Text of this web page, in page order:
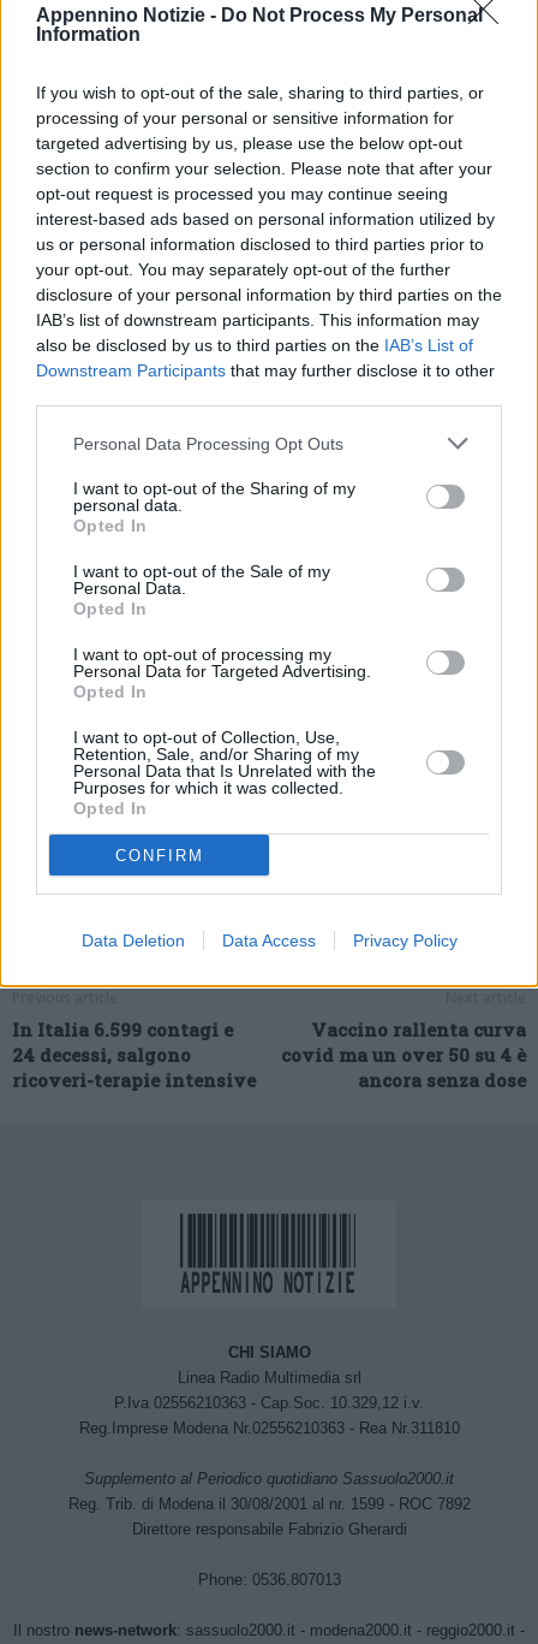
Appennino Notizie - Do Not Process My Personal
Information
If you wish to opt-out of the sale, sharing to third parties, or
processing of your personal or sensitive information for
targeted advertising by us, please use the below opt-out
section to confirm your selection. Please note that after your
opt-out request is processed you may continue seeing
interest-based ads based on personal information utilized by
us or personal information disclosed to third parties prior to
your opt-out. You may separately opt-out of the further
disclosure of your personal information by third parties on the
IAB’s list of downstream participants. This information may
also be disclosed by us to third parties on the IAB’s List of
Downstream Participants that may further disclose it to other
Personal Data Processing Opt Outs
I want to opt-out of the Sharing of my
personal data.
Opted In
I want to opt-out of the Sale of my
Personal Data.
Opted In
I want to opt-out of processing my
Personal Data for Targeted Advertising.
Opted In
I want to opt-out of Collection, Use,
Retention, Sale, and/or Sharing of my
Personal Data that Is Unrelated with the
Purposes for which it was collected.
Opted In
CONFIRM
Data Deletion Data Access Privacy Policy
rientro in sicurezza, compresi 270 milioni per l’edilizia scolastica
leggera e l’affitto di spazi ulteriori per la didattica. Fondi che
della quantità di alunni presenti sui territori e delle classi
numerose”. Lo ha detto Patrizio Bianchi, ministro dell’Istruzione.
“La didattica, da settembre, sarà assolutamente in presenza – ha
aggiunto – Devo ringraziare – ha aggiunto – gli insegnanti e il
personale della scuola che si è già vaccinato. Il personale
scolastico ha dimostrato, più di ogni altro comparto, di essere
stato pronto alla vaccinazione: stiamo parlando del 90% su base
nazionale. Il numero degli insegnanti vaccinati è in realtà
sottostimato. Infatti oggi abbiamo un dato dell’85,6%, che sconta
fatto tantissime campagne di vaccinazione, open days,
sostanzialmente rilevando più l’età che non l’appartenenza
professionale. Per cui sono convinto anche io che non siamo
sopra il 90%. Il Green pass – ha concluso – è una misura proprio
a tutela dei più fragili, oltre che di tutti i nostri ragazzi e le nostre
dal fatto che tutti gli altri o sono già vaccinati o dimostreranno di
essere sostanzialmente negativi al test”.
(ITALPRESS).
In Italia 6.599 contagi e
24 decessi, salgono
ricoveri-terapie intensive
Vaccino rallenta curva
covid ma un over 50 su 4 è
ancora senza dose
CHI SIAMO
Linea Radio Multimedia srl
P.Iva 02556210363 - Cap.Soc. 10.329,12 i.v.
Reg.Imprese Modena Nr.02556210363 - Rea Nr.311810
Supplemento al Periodico quotidiano Sassuolo2000.it
Reg. Trib. di Modena il 30/08/2001 al nr. 1599 - ROC 7892
Direttore responsabile Fabrizio Gherardi
Phone: 0536.807013
Il nostro news-network: sassuolo2000.it - modena2000.it - reggio2000.it -